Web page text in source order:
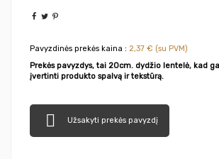
Pavyzdinės prekės kaina : 2,37 € (su PVM)
Prekės pavyzdys, tai 20cm. dydžio lentelė, kad
įvertinti produkto spalvą ir tekstūrą.
 Užsakyti prekės pavyzdį